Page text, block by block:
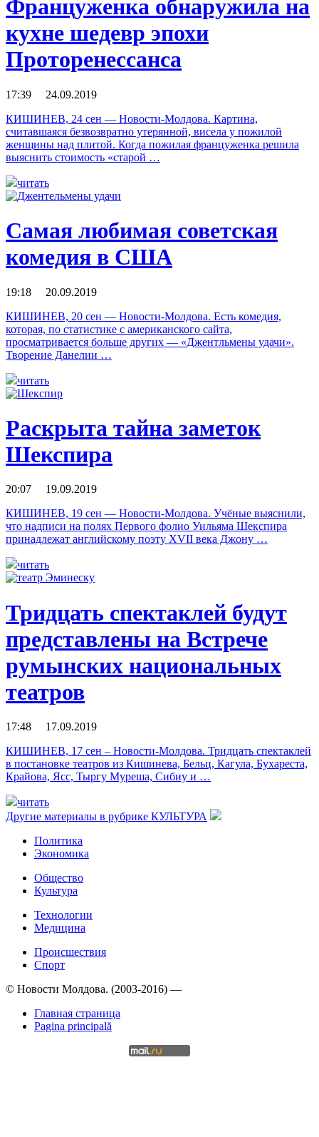
Француженка обнаружила на
кухне шедевр эпохи
Проторенессанса
17:39 24.09.2019
КИШИНЕВ, 24 сен — Новости-Молдова. Картина,
считавшаяся безвозвратно утерянной, висела у пожилой
женщины над плитой. Когда пожилая француженка решила
выяснить стоимость «старой …
читать
Самая любимая советская
комедия в США
19:18 20.09.2019
КИШИНЕВ, 20 сен — Новости-Молдова. Есть комедия,
которая, по статистике с американского сайта,
просматривается больше других — «Джентльмены удачи».
Творение Данелии …
читать
Раскрыта тайна заметок
Шекспира
20:07 19.09.2019
КИШИНЕВ, 19 сен — Новости-Молдова. Учёные выяснили,
что надписи на полях Первого фолио Уильяма Шекспира
принадлежат английскому поэту XVII века Джону …
читать
Тридцать спектаклей будут
представлены на Встрече
румынских национальных
театров
17:48 17.09.2019
КИШИНЕВ, 17 сен – Новости-Молдова. Тридцать спектаклей
в постановке театров из Кишинева, Бельц, Кагула, Бухареста,
Крайова, Ясс, Тыргу Муреша, Сибиу и …
читать
Другие материалы в рубрике КУЛЬТУРА
Политика
Экономика
Общество
Культура
Технологии
Медицина
Происшествия
Спорт
© Новости Молдова. (2003-2016) —
Главная страница
Pagina principală